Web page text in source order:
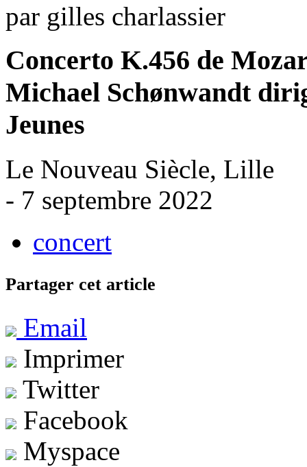
par gilles charlassier
Concerto K.456 de
Michael Schønwandt
Jeunes
Le Nouveau Siècle, Lille
- 7 septembre 2022
concert
Partager cet article
Email
Imprimer
Twitter
Facebook
Myspace